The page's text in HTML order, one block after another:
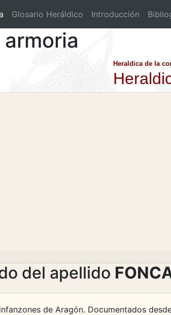
(current)
Glosario Heráldico Introducción
Heraldica de la
del apellido
de Aragón. Documentados